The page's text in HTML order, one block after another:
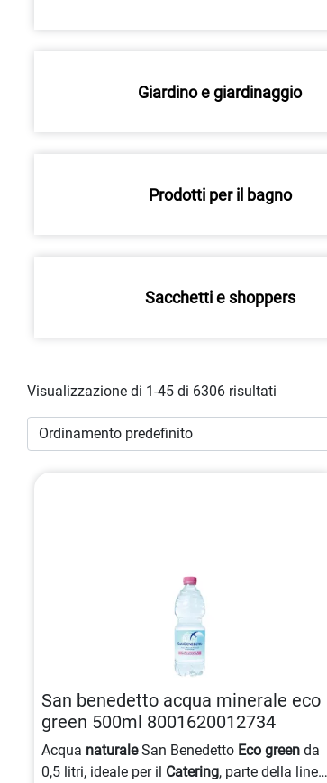
Giardino e giardinaggio
Prodotti per il bagno
Sacchetti e shoppers
Visualizzazione di 1-45 di 6306 risultati
San benedetto acqua minerale eco
green 500ml 8001620012734
Acqua naturaleSan Benedetto Eco green da
0,5 litri, ideale per il Catering, parte della linea